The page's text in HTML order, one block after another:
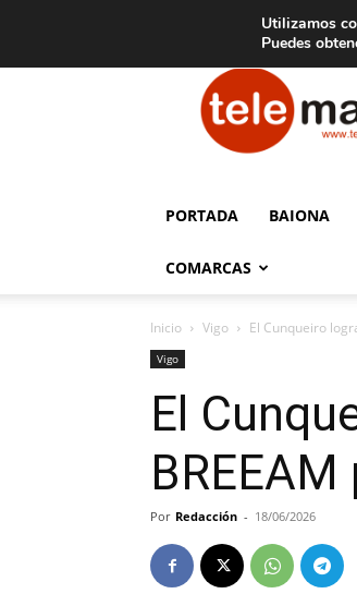
Aviso legal
PORTADA BAIONA
COMARCAS
Inicio Vigo El Cunqueiro
Vigo
El
Por Redacción - 18/06/2026
Utilizamos
Puedes